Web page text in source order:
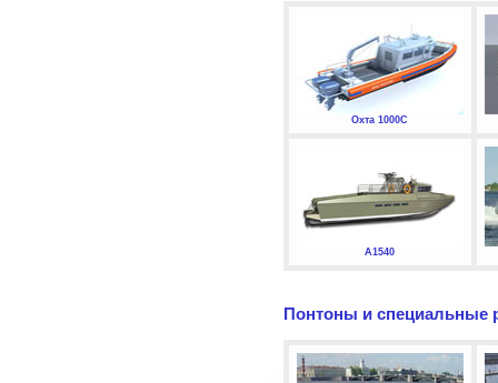
Охта 1000С
А1540
Понтоны и специальные